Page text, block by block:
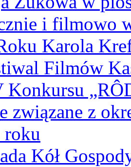
i filmowo
Karola
Filmów
Konkursu
związane z
roku
Kół